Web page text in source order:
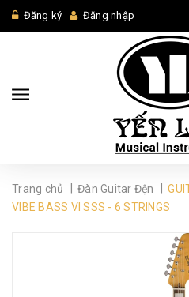
Đăng ký Đăng nhập
Trang chủ Đàn Guitar Đện
VIBE BASS VI SSS - 6 STRINGS